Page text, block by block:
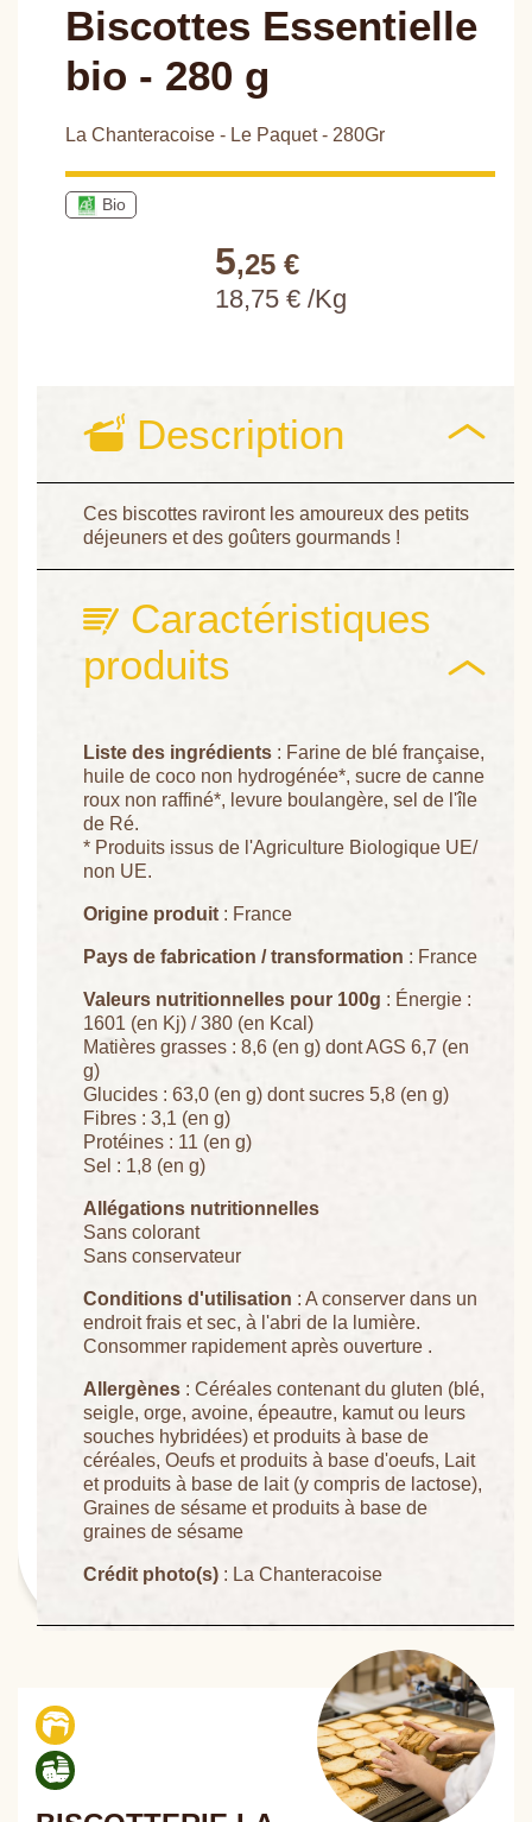
Biscottes Essentielle
bio - 280 g
La Chanteracoise - Le Paquet - 280Gr
Bio
5,25 €
18,75 € /Kg
Description
Ces biscottes raviront les amoureux des petits
déjeuners et des goûters gourmands !
Caractéristiques
produits
Liste des ingrédients : Farine de blé française,
huile de coco non hydrogénée*, sucre de canne
roux non raffiné*, levure boulangère, sel de l'île
de Ré.
* Produits issus de l'Agriculture Biologique UE/
non UE.
Origine produit : France
Pays de fabrication / transformation : France
Valeurs nutritionnelles pour 100g : Énergie :
1601 (en Kj) / 380 (en Kcal)
Matières grasses : 8,6 (en g) dont AGS 6,7 (en
g)
Glucides : 63,0 (en g) dont sucres 5,8 (en g)
Fibres : 3,1 (en g)
Protéines : 11 (en g)
Sel : 1,8 (en g)
Allégations nutritionnelles
Sans colorant
Sans conservateur
Conditions d'utilisation : A conserver dans un
endroit frais et sec, à l'abri de la lumière.
Consommer rapidement après ouverture .
Allergènes : Céréales contenant du gluten (blé,
seigle, orge, avoine, épeautre, kamut ou leurs
souches hybridées) et produits à base de
céréales, Oeufs et produits à base d'oeufs, Lait
et produits à base de lait (y compris de lactose),
Graines de sésame et produits à base de
graines de sésame
Crédit photo(s) : La Chanteracoise